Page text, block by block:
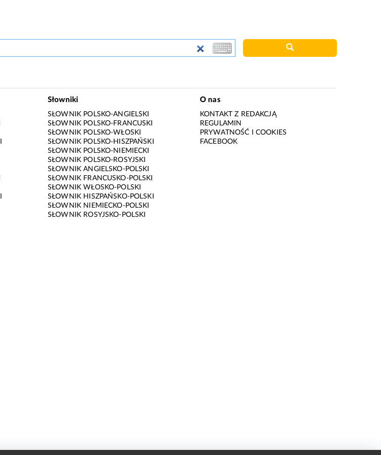
Słowniki
SŁOWNIK POLSKO-ANGIELSKI
SŁOWNIK POLSKO-FRANCUSKI
SŁOWNIK POLSKO-WŁOSKI
SŁOWNIK POLSKO-HISZPAŃSKI
SŁOWNIK POLSKO-NIEMIECKI
SŁOWNIK POLSKO-ROSYJSKI
SŁOWNIK ANGIELSKO-POLSKI
SŁOWNIK FRANCUSKO-POLSKI
SŁOWNIK WŁOSKO-POLSKI
SŁOWNIK HISZPAŃSKO-POLSKI
SŁOWNIK NIEMIECKO-POLSKI
SŁOWNIK ROSYJSKO-POLSKI
O nas
KONTAKT Z REDAKCJĄ
REGULAMIN
PRYWATNOŚĆ I COOKIES
FACEBOOK